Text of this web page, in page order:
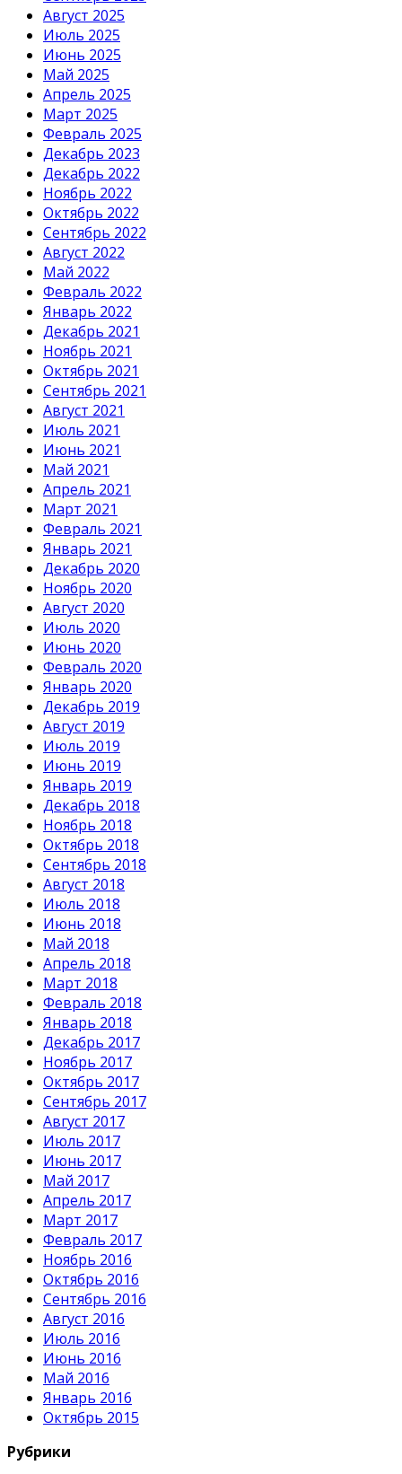
Август 2025
Июль 2025
Июнь 2025
Май 2025
Апрель 2025
Март 2025
Февраль 2025
Декабрь 2023
Декабрь 2022
Ноябрь 2022
Октябрь 2022
Сентябрь 2022
Август 2022
Май 2022
Февраль 2022
Январь 2022
Декабрь 2021
Ноябрь 2021
Октябрь 2021
Сентябрь 2021
Август 2021
Июль 2021
Июнь 2021
Май 2021
Апрель 2021
Март 2021
Февраль 2021
Январь 2021
Декабрь 2020
Ноябрь 2020
Август 2020
Июль 2020
Июнь 2020
Февраль 2020
Январь 2020
Декабрь 2019
Август 2019
Июль 2019
Июнь 2019
Январь 2019
Декабрь 2018
Ноябрь 2018
Октябрь 2018
Сентябрь 2018
Август 2018
Июль 2018
Июнь 2018
Май 2018
Апрель 2018
Март 2018
Февраль 2018
Январь 2018
Декабрь 2017
Ноябрь 2017
Октябрь 2017
Сентябрь 2017
Август 2017
Июль 2017
Июнь 2017
Май 2017
Апрель 2017
Март 2017
Февраль 2017
Ноябрь 2016
Октябрь 2016
Сентябрь 2016
Август 2016
Июль 2016
Июнь 2016
Май 2016
Январь 2016
Октябрь 2015
Рубрики